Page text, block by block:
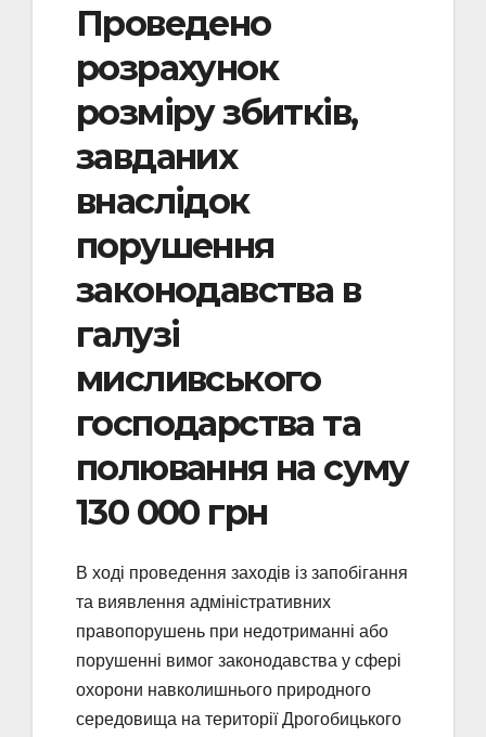
Проведено
розрахунок
розміру збитків,
завданих
внаслідок
порушення
законодавства в
галузі
мисливського
господарства та
полювання на суму
130 000 грн
В ході проведення заходів із запобігання
та виявлення адміністративних
правопорушень при недотриманні або
порушенні вимог законодавства у сфері
охорони навколишнього природного
середовища на території Дрогобицького